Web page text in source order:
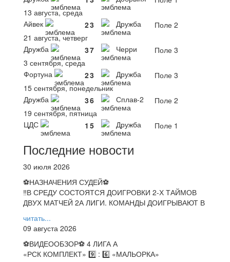
13 августа, среда
Айвек
23 Дружба
Поле 2
21 августа, четверг
Дружба
37 Черри
Поле 3
3 сентября, среда
Фортуна
23 Дружба
Поле 3
15 сентября, понедельник
Дружба
36 Сплав-2
Поле 2
19 сентября, пятница
ЦДС
1 5 Дружба Поле 1
Последние новости
30 июля 2026
⚽НАЗНАЧЕНИЯ СУДЕЙ⚽
‼В СРЕДУ СОСТОЯТСЯ ДОИГРОВКИ 2-Х ТАЙМОВ
ДВУХ МАТЧЕЙ 2А ЛИГИ. КОМАНДЫ ДОИГРЫВАЮТ В
читать...
09 августа 2026
⚽️ВИДЕООБЗОР⚽️ 4 ЛИГА А
«РСК КОМПЛЕКТ» 9️⃣ : 6️⃣ «МАЛЬОРКА»